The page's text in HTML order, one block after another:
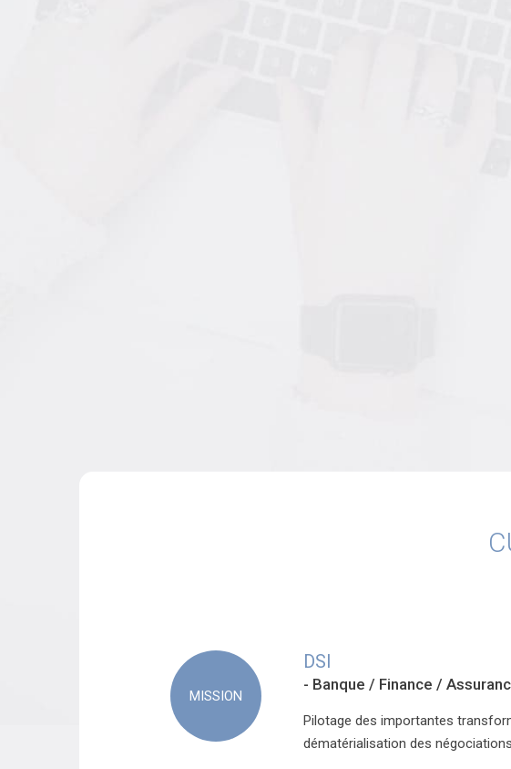
MISSION
DSI
- Banque / Finance /
Pilotage des importantes
dématérialisation des